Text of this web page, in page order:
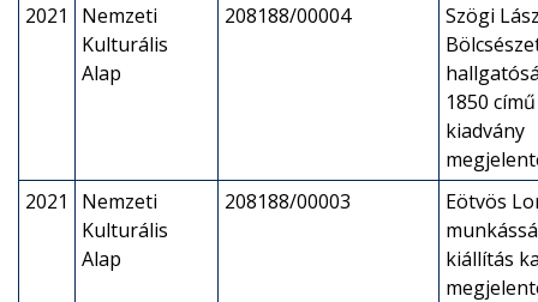
2021
Nemzeti
Kulturális
Alap
208188/00004
Szögi
1850
kiadvány
2021
Nemzeti
Kulturális
Alap
208188/00003
Eötvös
kiállítás